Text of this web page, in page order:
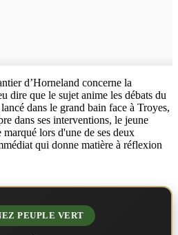
d’Horneland concerne la
dire que le sujet anime les débats du
dans le grand bain face à Troyes,
dans ses interventions, le jeune
marqué lors d'une de ses deux
qui donne matière à réflexion
PEUPLE VERT